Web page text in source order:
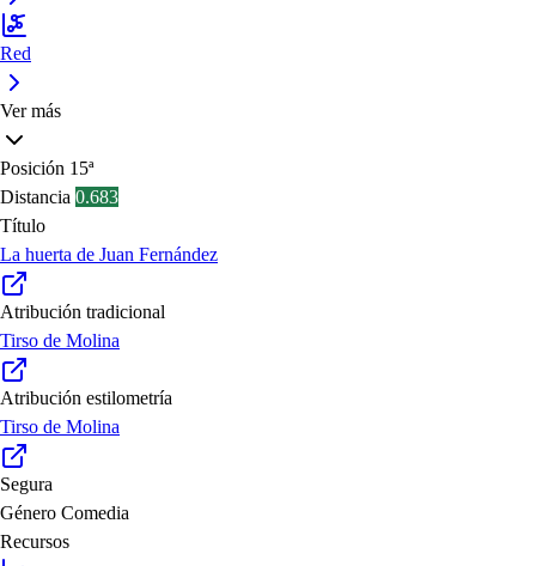
Red
Ver más
Posición 15ª
Distancia 0.683
Título
La huerta de Juan Fernández
Atribución tradicional
Tirso de Molina
Atribución estilometría
Tirso de Molina
Segura
Género Comedia
Recursos